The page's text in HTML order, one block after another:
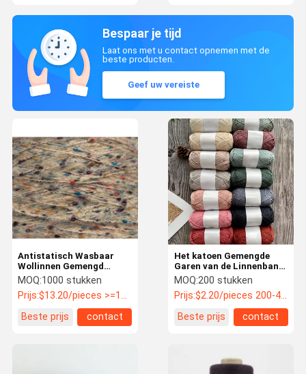
Bespaar je tijd
Laat ons met u contact opnemen met de
beste producten.
Geef uw vereiste
Het katoen Gemengde
Garen van de Linnenband
Slijtvast voor het Met de
hand breien
MOQ:200 stukken
Prijs:$2.20/pieces 200-499 pieces
Beste prijs
contact
Antistatisch Wasbaar
Wollinnen Gemengd
Garen, Vochtbestendig
Chunky Cotton Yarn
MOQ:1000 stukken
Prijs:$13.20/pieces >=1000 pieces
Beste prijs
contact